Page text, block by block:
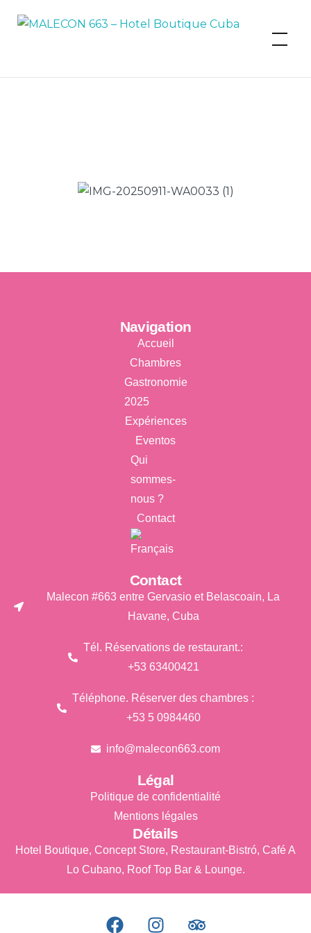
MALECON 663 – Hotel Boutique
Navigation
Accueil
Chambres
Gastronomie
2025
Expériences
Eventos
Qui
sommes-
nous ?
Contact
Contact
Malecon #663 entre Gervasio et Belascoain, La
Havane, Cuba
Tél. Réservations de restaurant.:
+53 63400421
Téléphone. Réserver des chambres :
+53 5 0984460
info@malecon663.com
Légal
Politique de confidentialité
Mentions légales
Détails
Hotel Boutique, Concept Store, Restaurant-Bistró, Café A
Lo Cubano, Roof Top Bar & Lounge.